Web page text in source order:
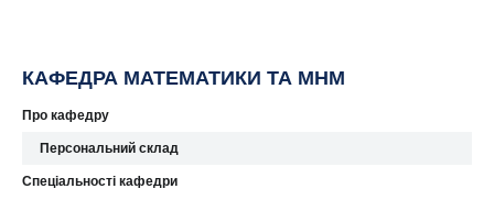
КАФЕДРА МАТЕМАТИКИ ТА МНМ
Про кафедру
Персональний склад
Спеціальності кафедри